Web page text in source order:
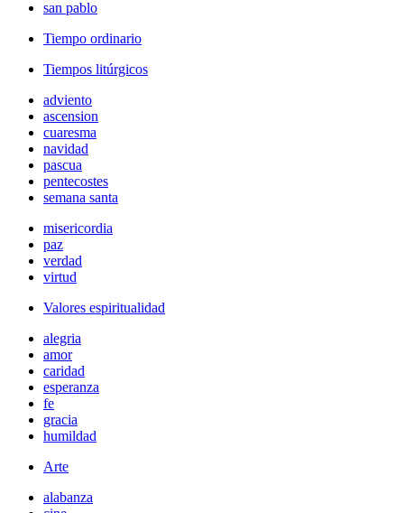
san pablo
Tiempo ordinario
Tiempos litúrgicos
adviento
ascension
cuaresma
navidad
pascua
pentecostes
semana santa
misericordia
paz
verdad
virtud
Valores espiritualidad
alegria
amor
caridad
esperanza
fe
gracia
humildad
Arte
alabanza